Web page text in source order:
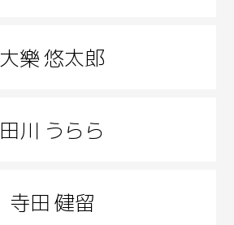
大樂 悠太郎
田川 うらら
寺田 健留